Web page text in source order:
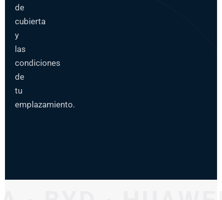
de
cubierta
y
las
condiciones
de
tu
emplazamiento.